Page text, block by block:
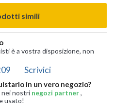
simili
è a vostra disposizione, non
Scrivici
in un vero negozio?
nei nostri negozi partner,
usato!